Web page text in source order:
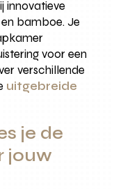
innovatieve
bamboe. Je
voor een
verschillende
uitgebreide
je de
jouw